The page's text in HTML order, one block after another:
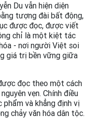
Du vẫn hiện diện
tượng đài bất động,
được đọc, được viết
chỉ là một kiệt tác
- nơi người Việt soi
giá trị bền vững giữa
đọc theo một cách
vẹn. Chính điều
phẩm và khẳng định vị
chảy văn hóa dân tộc.